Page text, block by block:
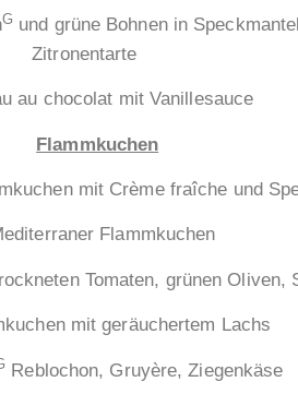
G und grüne Bohnen in
mit
Flammkuchen
Crème fraîche und
grünen Oliven,
Reblochon, Gruyère,